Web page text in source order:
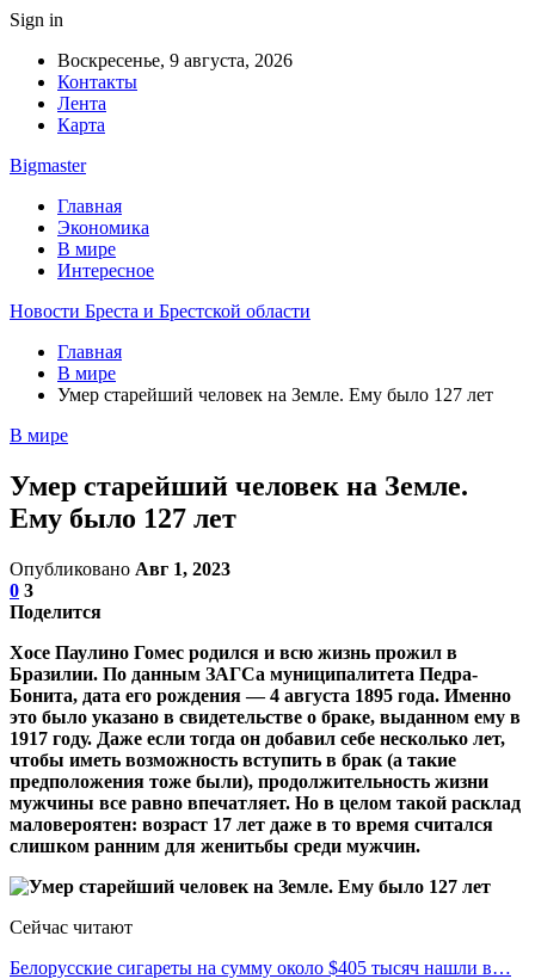
Sign in
Воскресенье, 9 августа, 2026
Контакты
Лента
Карта
Bigmaster
Главная
Экономика
В мире
Интересное
Новости Бреста и Брестской области
Главная
В мире
Умер старейший человек на Земле. Ему было 127 лет
В мире
Умер старейший человек на Земле.
Ему было 127 лет
Опубликовано Авг 1, 2023
0 3
Поделится
Хосе Паулино Гомес родился и всю жизнь прожил в
Бразилии. По данным ЗАГСа муниципалитета Педра-
Бонита, дата его рождения — 4 августа 1895 года. Именно
это было указано в свидетельстве о браке, выданном ему в
1917 году. Даже если тогда он добавил себе несколько лет,
чтобы иметь возможность вступить в брак (а такие
предположения тоже были), продолжительность жизни
мужчины все равно впечатляет. Но в целом такой расклад
маловероятен: возраст 17 лет даже в то время считался
слишком ранним для женитьбы среди мужчин.
Сейчас читают
Белорусские сигареты на сумму около $405 тысяч нашли в…